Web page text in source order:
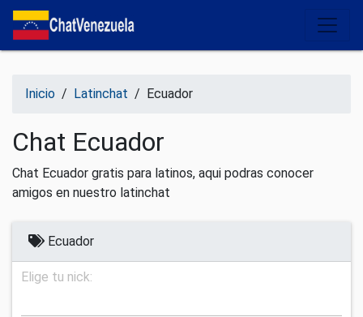
Salir del contenido
Inicio / Latinchat / Ecuador
Chat Ecuador
Chat Ecuador gratis para latinos, aqui podras conocer
amigos en nuestro latinchat
Ecuador
Elige tu nick: